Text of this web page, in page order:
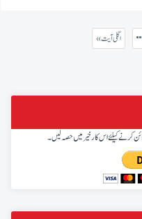
« اگلی آیت
کرنے کیلئے اس کار خیر میں حصہ لیں۔